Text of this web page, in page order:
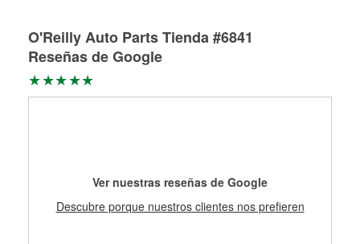
hidráulicas a la medida en tu tienda local
O'Reilly Auto Parts Tienda #6841
Reseñas de Google
Ver nuestras reseñas de Google
Descubre porque nuestros clientes nos prefieren